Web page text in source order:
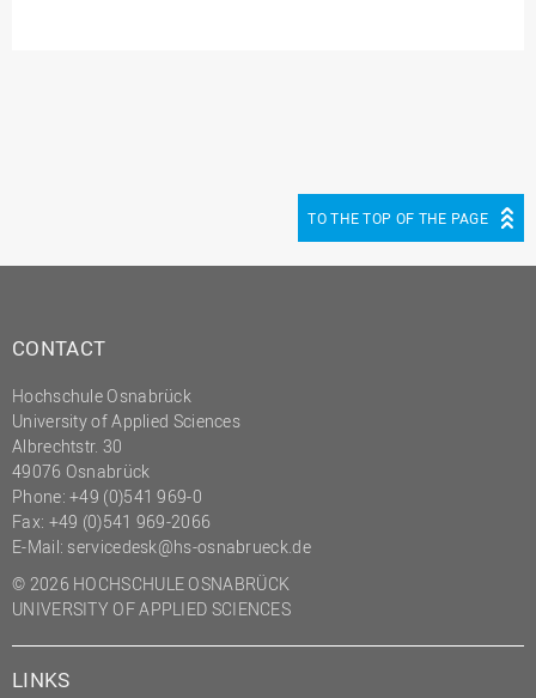
TO THE TOP OF THE PAGE
CONTACT
Hochschule Osnabrück
University of Applied Sciences
Albrechtstr. 30
49076 Osnabrück
Phone: +49 (0)541 969-0
Fax: +49 (0)541 969-2066
E-Mail: servicedesk@hs-osnabrueck.de
© 2026 HOCHSCHULE OSNABRÜCK
UNIVERSITY OF APPLIED SCIENCES
LINKS